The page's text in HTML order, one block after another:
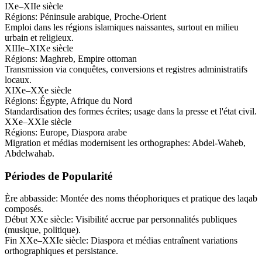
IXe–XIIe siècle
Régions: Péninsule arabique, Proche-Orient
Emploi dans les régions islamiques naissantes, surtout en milieu
urbain et religieux.
XIIIe–XIXe siècle
Régions: Maghreb, Empire ottoman
Transmission via conquêtes, conversions et registres administratifs
locaux.
XIXe–XXe siècle
Régions: Égypte, Afrique du Nord
Standardisation des formes écrites; usage dans la presse et l'état civil.
XXe–XXIe siècle
Régions: Europe, Diaspora arabe
Migration et médias modernisent les orthographes: Abdel-Waheb,
Abdelwahab.
Périodes de Popularité
Ère abbasside: Montée des noms théophoriques et pratique des laqab
composés.
Début XXe siècle: Visibilité accrue par personnalités publiques
(musique, politique).
Fin XXe–XXIe siècle: Diaspora et médias entraînent variations
orthographiques et persistance.